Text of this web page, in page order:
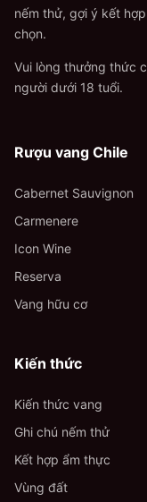
nếm thử, gợi ý kết
chọn.
Vui lòng thưởng thức
người dưới 18 tuổi.
Rượu vang Chile
Cabernet Sauvignon
Carmenere
Icon Wine
Reserva
Vang hữu cơ
Kiến thức
Kiến thức vang
Ghi chú nếm thử
Kết hợp ẩm thực
Vùng đất